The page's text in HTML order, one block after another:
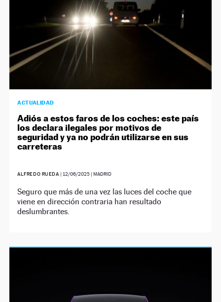
ACTUALIDAD
Adiós a estos faros de los coches: este país
los declara ilegales por motivos de
seguridad y ya no podrán utilizarse en sus
carreteras
ALFREDO RUEDA | 12/06/2025| MADRID
Seguro que más de una vez las luces del coche que
viene en dirección contraria han resultado
deslumbrantes.